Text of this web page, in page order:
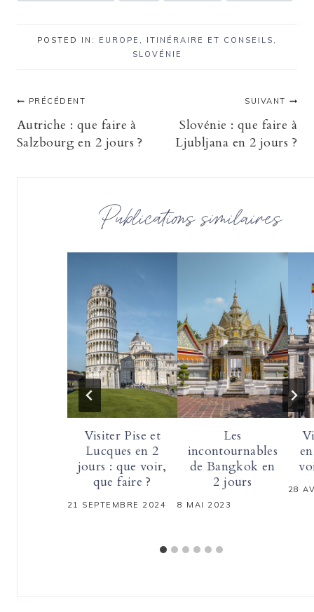
POSTED IN: EUROPE ITINÉRAIRE ET CONSEILS
SLOVÉNIE
Navigation
de
PRÉCÉDENT
Autriche : que faire à
Salzbourg en 2 jours ?
SUIVANT
Slovénie : que faire à
Ljubljana en 2 jours ?
Publications similaires
Visiter Pise et
Lucques en 2
jours : que voir,
que faire ?
21 SEPTEMBRE 2024
Les
incontournables
de Bangkok en
2 jours
8 MAI 2023
28